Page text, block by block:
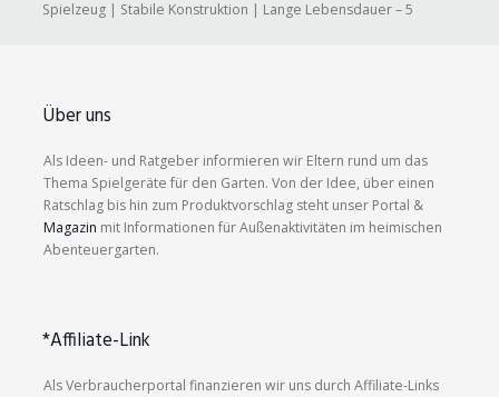
Spielzeug | Stabile Konstruktion | Lange Lebensdauer – 5
Über uns
Als Ideen- und Ratgeber informieren wir Eltern rund um das
Thema Spielgeräte für den Garten. Von der Idee, über einen
Ratschlag bis hin zum Produktvorschlag steht unser Portal &
Magazin mit Informationen für Außenaktivitäten im heimischen
Abenteuergarten.
*Affiliate-Link
Als Verbraucherportal finanzieren wir uns durch Affiliate-Links